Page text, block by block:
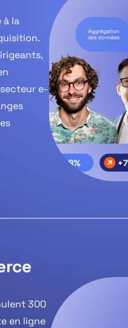
à la
e-
300
en ligne